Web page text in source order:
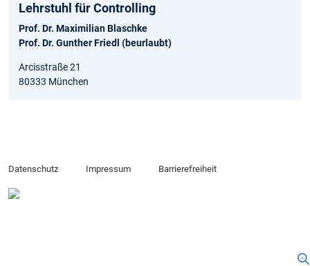
Lehrstuhl für Controlling
Prof. Dr. Maximilian Blaschke
Prof. Dr. Gunther Friedl (beurlaubt)
Arcisstraße 21
80333 München
Datenschutz Impressum Barrierefreiheit